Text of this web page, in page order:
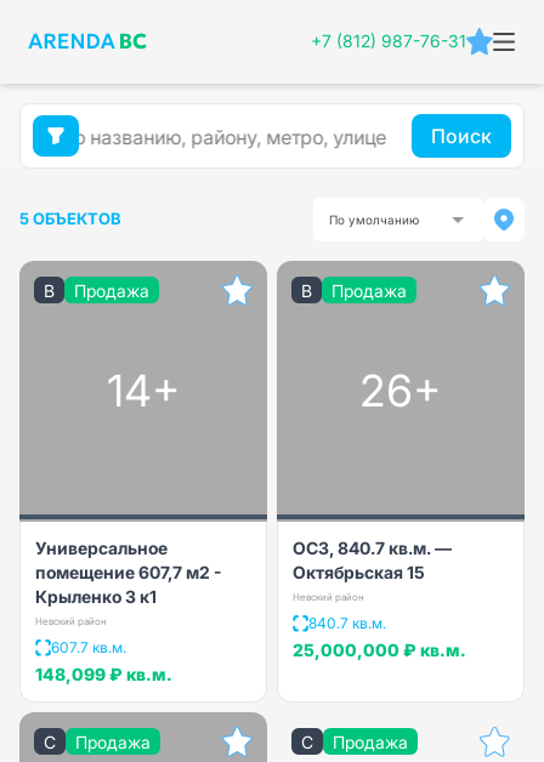
+7 (812) 987-76-31
Поиск
5 ОБЪЕКТОВ По умолчанию
B Продажа
14+
Универсальное
помещение 607,7 м2 -
Крыленко 3 к1
Невский район
607.7 кв.м.
148,099 ₽ кв.м.
B Продажа
26+
ОСЗ, 840.7 кв.м. —
Октябрьская 15
Невский район
840.7 кв.м.
25,000,000 ₽ кв.м.
C Продажа C Продажа